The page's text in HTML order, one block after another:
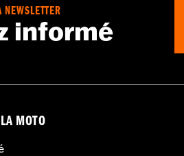
informé
MOTO